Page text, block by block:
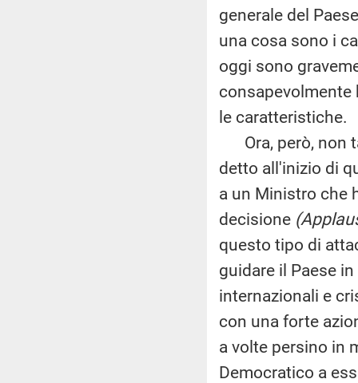
generale del
una cosa sono i
oggi sono
le caratteristiche.
Ora, però, non
detto all'inizio di
a un Ministro che
decisione
questo tipo di
guidare il Paese
internazionali e
con una forte
a volte persino in
Democratico a